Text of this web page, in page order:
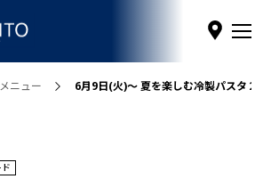
ニュー 6月9日(火)〜 夏を楽しむ冷製パスタ２